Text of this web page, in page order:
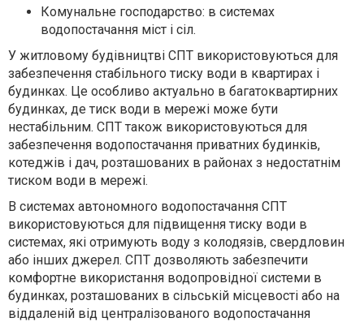
Комунальне господарство: в системах
водопостачання міст і сіл.
У житловому будівництві СПТ використовуються для
забезпечення стабільного тиску води в квартирах і
будинках. Це особливо актуально в багатоквартирних
будинках, де тиск води в мережі може бути
нестабільним. СПТ також використовуються для
забезпечення водопостачання приватних будинків,
котеджів і дач, розташованих в районах з недостатнім
тиском води в мережі.
В системах автономного водопостачання СПТ
використовуються для підвищення тиску води в
системах, які отримують воду з колодязів, свердловин
або інших джерел. СПТ дозволяють забезпечити
комфортне використання водопровідної системи в
будинках, розташованих в сільській місцевості або на
віддаленій від централізованого водопостачання